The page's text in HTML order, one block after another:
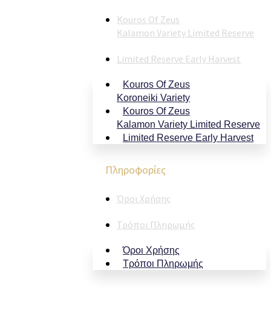
Kouros Of Zeus
Kalamon Variety Limited Reserve
Limited Reserve Early Harvest
Kouros Of Zeus
Koroneiki Variety
Kouros Of Zeus
Kalamon Variety Limited Reserve
Limited Reserve Early Harvest
Πληροφορίες
Όροι Χρήσης
Τρόποι Πληρωμής
Όροι Χρήσης
Τρόποι Πληρωμής